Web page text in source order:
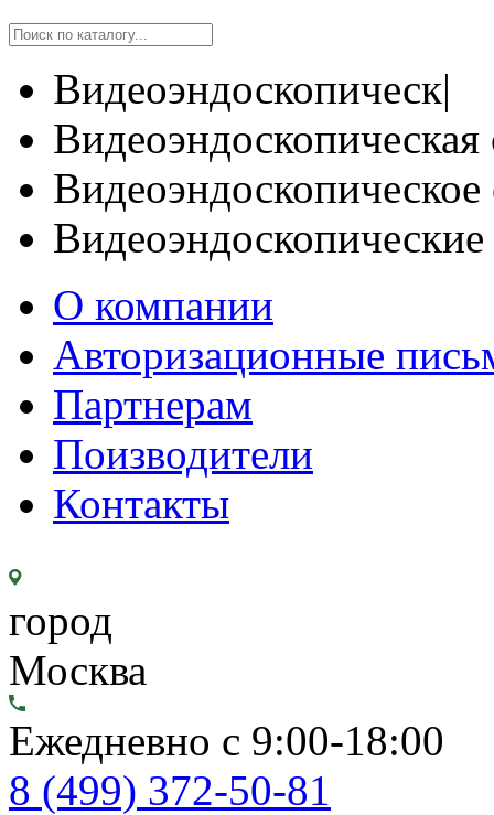
Видеоэндоскопическ|
Видеоэндоскопическая
О компании
Авторизационные
Партнерам
Поизводители
Контакты
город
Москва
Ежедневно с 9:00-18:00
8 (499) 372-50-81